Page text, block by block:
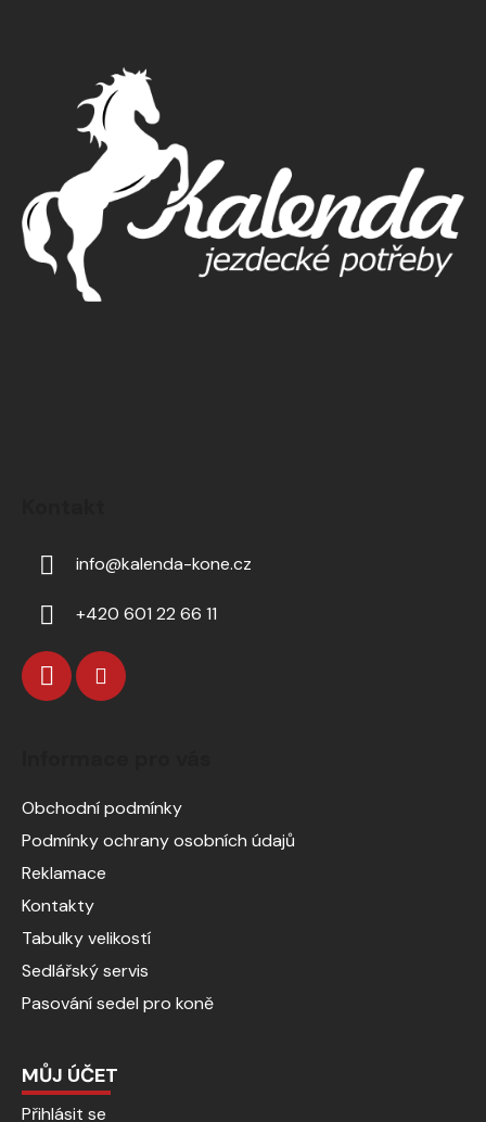
info@kalenda-kone.cz
+420 601 22 66 11
Obchodní podmínky
Podmínky ochrany osobních údajů
Reklamace
Kontakty
Tabulky velikostí
Sedlářský servis
Pasování sedel pro koně
MŮJ ÚČET
Přihlásit se